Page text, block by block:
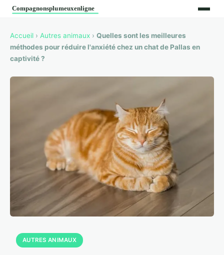
Accueil › Autres animaux › Quelles sont les meilleures
méthodes pour réduire l'anxiété chez un chat de Pallas en
captivité ?
AUTRES ANIMAUX